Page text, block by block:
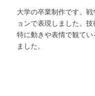
大学の卒業制作です。
ョンで表現しました。
特に動きや表情で観て
ました。